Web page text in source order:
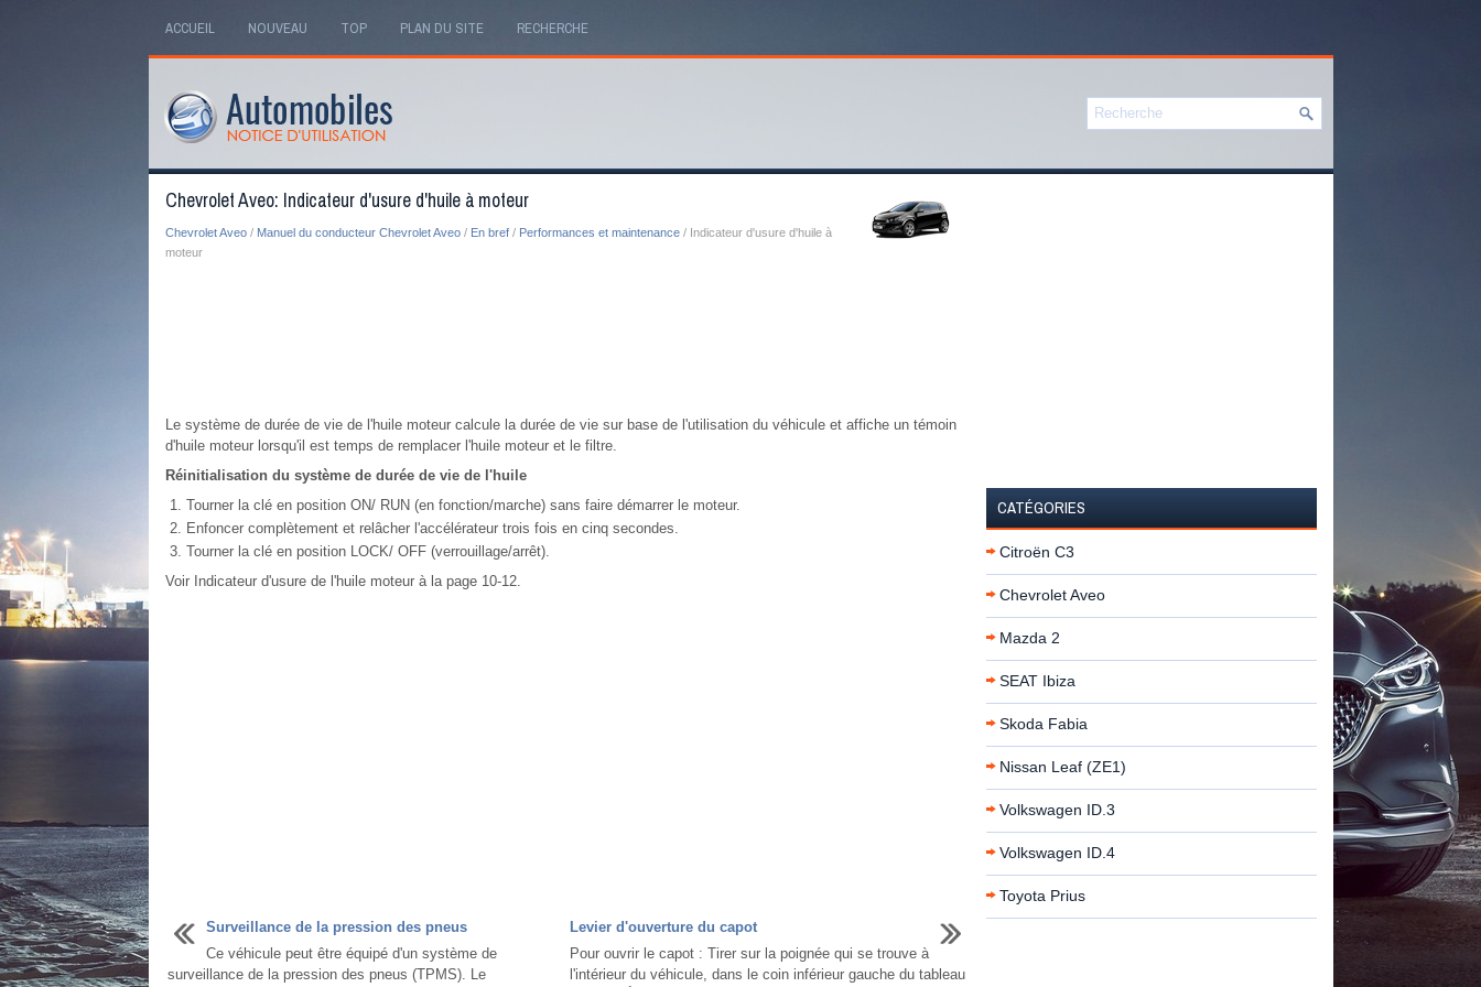
ACCUEIL NOUVEAU TOP PLAN DU SITE RECHERCHE
Chevrolet Aveo: Indicateur d'usure d'huile à moteur
Chevrolet Aveo/ Manuel du conducteur Chevrolet Aveo/ En bref/ Performances et maintenance/ Indicateur d'usure d'huile à
moteur
Le système de durée de vie de l'huile moteur calcule la durée de vie sur base de l'utilisation du véhicule et affiche un témoin
d'huile moteur lorsqu'il est temps de remplacer l'huile moteur et le filtre.
Réinitialisation du système de durée de vie de l'huile
Tourner la clé en position ON/ RUN (en fonction/marche) sans faire démarrer le moteur.
Enfoncer complètement et relâcher l'accélérateur trois fois en cinq secondes.
Tourner la clé en position LOCK/ OFF (verrouillage/arrêt).
Voir Indicateur d'usure de l'huile moteur à la page 10‑12.
Surveillance de la pression des pneus
Ce véhicule peut être équipé d'un système de
surveillance de la pression des pneus (TPMS). Le
Levier d'ouverture du capot
Pour ouvrir le capot : Tirer sur la poignée qui se trouve à
l'intérieur du véhicule, dans le coin inférieur gauche du tableau
CATÉGORIES
Citroën C3
Chevrolet Aveo
Mazda 2
SEAT Ibiza
Skoda Fabia
Nissan Leaf (ZE1)
Volkswagen ID.3
Volkswagen ID.4
Toyota Prius